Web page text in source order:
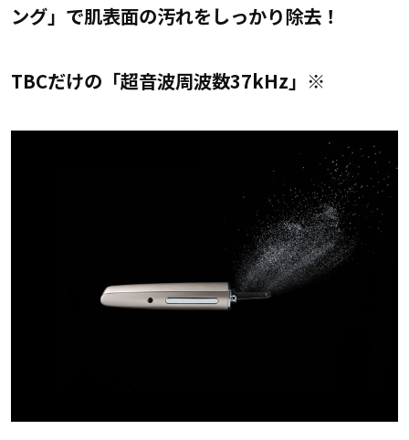
ング」で肌表面の汚れをしっかり除去！
TBCだけの「超音波周波数37kHz」 ※